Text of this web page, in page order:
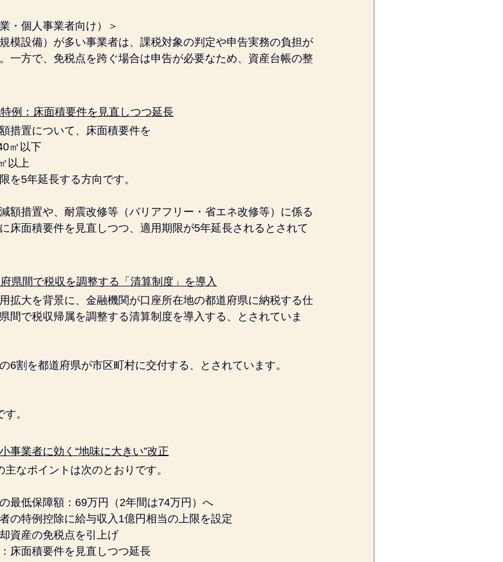
・個人事業者向け）＞
模設備）が多い事業者は、課税対象の判定や申告実務の負担が
一方で、免税点を跨ぐ場合は申告が必要なため、資産台帳の整
例：床面積要件を見直しつつ延長
措置について、床面積要件を
㎡以下
以上
を5年延長する方向です。
額措置や、耐震改修等（バリアフリー・省エネ改修等）に係る
床面積要件を見直しつつ、適用期限が5年延長されるとされて
県間で税収を調整する「清算制度」を導入
拡大を背景に、金融機関が口座所在地の都道府県に納税する仕
間で税収帰属を調整する清算制度を導入する、とされていま
6割を都道府県が市区町村に交付する、とされています。
。
事業者に効く“地味に大きい”改正
なポイントは次のとおりです。
最低保障額：69万円（2年間は74万円）へ
の特例控除に給与収入1億円相当の上限を設定
資産の免税点を引上げ
床面積要件を見直しつつ延長